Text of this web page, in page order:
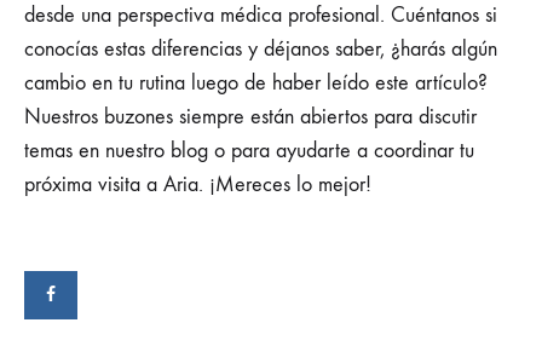
desde una perspectiva médica profesional. Cuéntanos si
conocías estas diferencias y déjanos saber, ¿harás algún
cambio en tu rutina luego de haber leído este artículo?
Nuestros buzones siempre están abiertos para discutir
temas en nuestro blog o para ayudarte a coordinar tu
próxima visita a Aria. ¡Mereces lo mejor!